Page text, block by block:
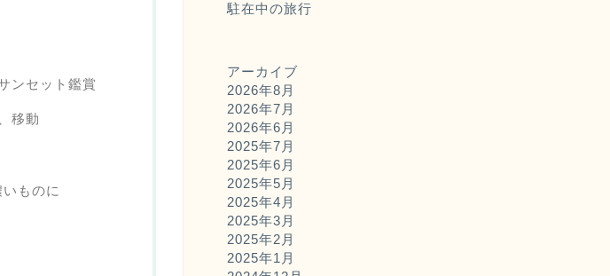
ンセット鑑賞
移動
ものに
駐在中の旅行
アーカイブ
2026年8月
2026年7月
2026年6月
2025年7月
2025年6月
2025年5月
2025年4月
2025年3月
2025年2月
2025年1月